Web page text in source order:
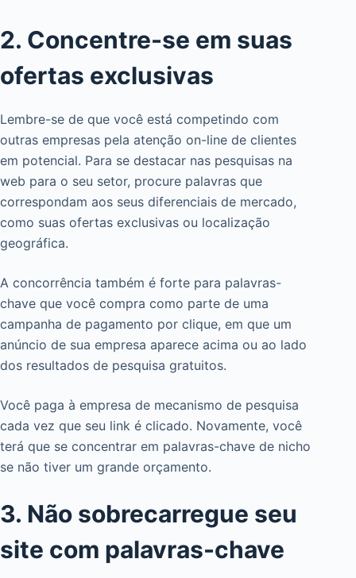
2. Concentre-se em suas
ofertas exclusivas
Lembre-se de que você está competindo com
outras empresas pela atenção on-line de clientes
em potencial. Para se destacar nas pesquisas na
web para o seu setor, procure palavras que
correspondam aos seus diferenciais de mercado,
como suas ofertas exclusivas ou localização
geográfica.
A concorrência também é forte para palavras-
chave que você compra como parte de uma
campanha de pagamento por clique, em que um
anúncio de sua empresa aparece acima ou ao lado
dos resultados de pesquisa gratuitos.
Você paga à empresa de mecanismo de pesquisa
cada vez que seu link é clicado. Novamente, você
terá que se concentrar em palavras-chave de nicho
se não tiver um grande orçamento.
3. Não sobrecarregue seu
site com palavras-chave